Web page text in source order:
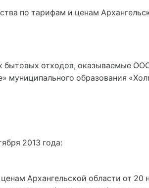
по тарифам и ценам
бытовых отходов, оказываемые
муниципального образования
2013 года:
Архангельской области от